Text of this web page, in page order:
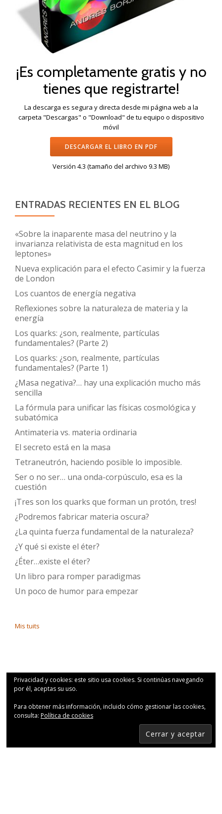
¡Es completamente gratis y no
tienes que registrarte!
La descarga es segura y directa desde mi página web a la
carpeta "Descargas" o "Download" de tu equipo o dispositivo
móvil
DESCARGAR EL LIBRO EN PDF
Versión 4.3 (tamaño del archivo 9.3 MB)
ENTRADAS RECIENTES EN EL BLOG
«Sobre la inaparente masa del neutrino y la
invarianza relativista de esta magnitud en los
leptones»
Nueva explicación para el efecto Casimir y la fuerza
de London
Los cuantos de energía negativa
Reflexiones sobre la naturaleza de materia y la
energía
Los quarks: ¿son, realmente, partículas
fundamentales? (Parte 2)
Los quarks: ¿son, realmente, partículas
fundamentales? (Parte 1)
¿Masa negativa?… hay una explicación mucho más
sencilla
La fórmula para unificar las físicas cosmológica y
subatómica
Antimateria vs. materia ordinaria
El secreto está en la masa
Tetraneutrón, haciendo posible lo imposible.
Ser o no ser… una onda-corpúsculo, esa es la
cuestión
¡Tres son los quarks que forman un protón, tres!
¿Podremos fabricar materia oscura?
¿La quinta fuerza fundamental de la naturaleza?
¿Y qué si existe el éter?
¿Éter…existe el éter?
Un libro para romper paradigmas
Un poco de humor para empezar
Mis tuits
Privacidad y cookies: este sitio usa cookies. Si continúas navegando
por él, aceptas su uso.
Para obtener más información, incluido cómo gestionar las cookies,
consulta: Política de cookies